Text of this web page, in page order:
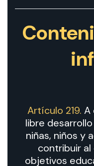
Artículo 219. A
libre
niñas, niños y
contribuir
objetivos